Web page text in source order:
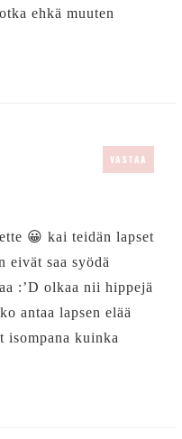
ehkä muuten
VASTAA
😀 kai teidän lapset
eivät saa syödä
:’D olkaa nii hippejä
antaa lapsen elää
isompana kuinka